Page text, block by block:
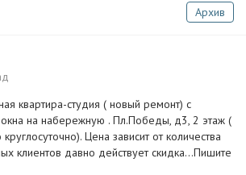
Архив
квартира-студия ( новый ремонт) с
на набережную . Пл.Победы, д3, 2 этаж (
Цена зависит от количества
клиентов давно действует скидка…Пишите